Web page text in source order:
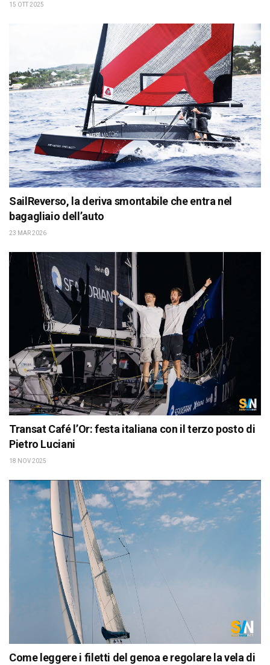
15 OTT 2025
SailReverso, la deriva smontabile che entra nel
bagagliaio dell’auto
23 MAR 2026
Transat Café l’Or: festa italiana con il terzo posto di
Pietro Luciani
18 NOV 2025
Come leggere i filetti del genoa e regolare la vela di